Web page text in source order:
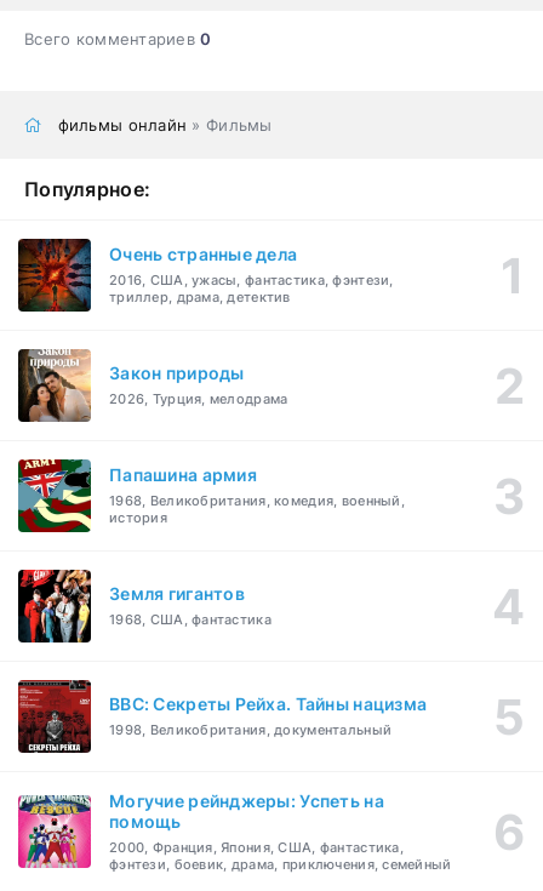
Всего комментариев0
фильмы онлайн » Фильмы
Популярное:
Очень странные дела
2016, США, ужасы, фантастика, фэнтези,
триллер, драма, детектив
Закон природы
2026, Турция, мелодрама
Папашина армия
1968, Великобритания, комедия, военный,
история
Земля гигантов
1968, США, фантастика
BBC: Секреты Рейха. Тайны нацизма
1998, Великобритания, документальный
Могучие рейнджеры: Успеть на
помощь
2000, Франция, Япония, США, фантастика,
фэнтези, боевик, драма, приключения, семейный